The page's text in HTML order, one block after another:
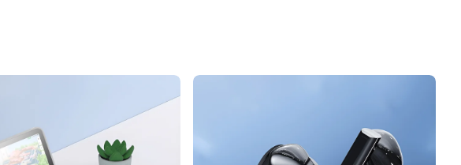
デパート